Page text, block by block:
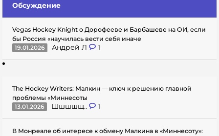
Обсуждение
Vegas Hockey Knight о Дорофееве и Барбашеве на ОИ, если
бы Россия «научилась вести себя иначе
19.01.2026
Андрей Л 1
The Hockey Writers: Малкин — ключ к решению главной
проблемы «Миннесоты
13.01.2026
Шшшшщ.. 1
В Монреале об интересе к обмену Малкина в «Миннесоту»: